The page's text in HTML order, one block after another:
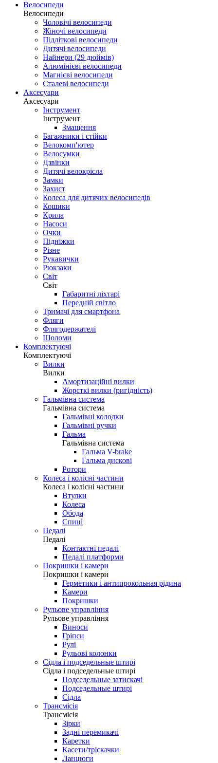
Велосипеди
Велосипеди
Чоловічі велосипеди
Жіночі велосипеди
Підліткові велосипеди
Дитячі велосипеди
Найнери (29 дюймів)
Алюмінієві велосипеди
Магнієві велосипеди
Сталеві велосипеди
Аксесуари
Аксесуари
Інструмент
Інструмент
Змащення
Багажники і стійки
Велокомп'ютер
Велосумки
Дзвінки
Дитячі велокрісла
Замки
Захист
Колеса для дитячих велосипедів
Кошики
Крила
Насоси
Очки
Підніжки
Різне
Рукавички
Рюкзаки
Світ
Світ
Габаритні ліхтарі
Передній світло
Тримачі для смартфона
Фляги
Флягодержателі
Шоломи
Комплектуючі
Комплектуючі
Вилки
Вилки
Амортизаційні вилки
Жорсткі вилки (ригідність)
Гальмівна система
Гальмівна система
Гальмівні колодки
Гальмівні ручки
Гальма
Гальмівна система
Гальма V-brake
Гальма дискові
Ротори
Колеса і колісні частини
Колеса і колісні частини
Втулки
Колеса
Обода
Спиці
Педалі
Педалі
Контактні педалі
Педалі платформи
Покришки і камери
Покришки і камери
Герметики і антипрокольная рідина
Камери
Покришки
Рульове управління
Рульове управління
Виноси
Гріпси
Рулі
Рульові колонки
Сідла і подседельные штирі
Сідла і подседельные штирі
Подседельные затискачі
Подседельные штирі
Сідла
Трансмісія
Трансмісія
Зірки
Задні перемикачі
Каретки
Касети/тріскачки
Ланцюги